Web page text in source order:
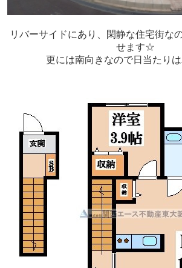
リバーサイドにあり、閑静な住宅街な
せます☆
更には南向きなので日当たり